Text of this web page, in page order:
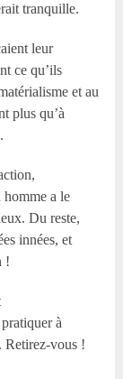
tranquille.
leur
ce qu’ils
et au
plus qu’à
homme a le
Du reste,
innées, et
!
à
Retirez-vous !